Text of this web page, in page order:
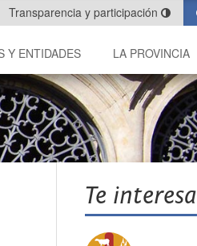
Transparencia y participación
Y ENTIDADES LA PROVINCIA
Te interesa